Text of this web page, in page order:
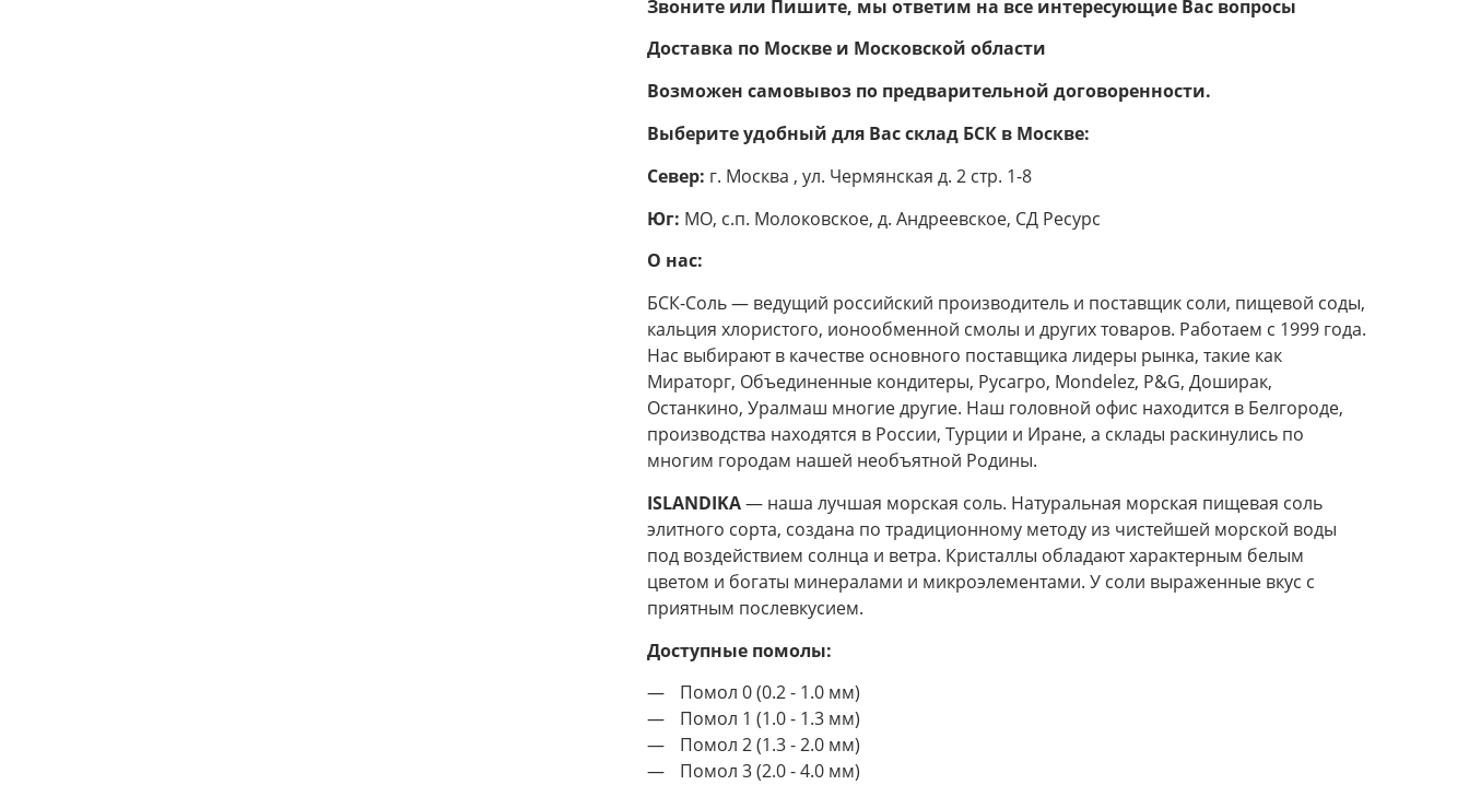
Звоните или Пишите, мы ответим на все интересующие Вас вопросы
Доставка по Москве и Московской области
Возможен самовывоз по предварительной договоренности.
Выберите удобный для Вас склад БСК в Москве:
Север: г. Москва , ул. Чермянская д. 2 стр. 1-8
Юг: МО, с.п. Молоковское, д. Андреевское, СД Ресурс
О нас:
БСК-Соль — ведущий российский производитель и поставщик соли, пищевой соды,
кальция хлористого, ионообменной смолы и других товаров. Работаем с 1999 года.
Нас выбирают в качестве основного поставщика лидеры рынка, такие как
Мираторг, Объединенные кондитеры, Русагро, Mondelez, P&G, Доширак,
Останкино, Уралмаш многие другие. Наш головной офис находится в Белгороде,
производства находятся в России, Турции и Иране, а склады раскинулись по
многим городам нашей необъятной Родины.
ISLANDIKA— наша лучшая морская соль. Натуральная морская пищевая соль
элитного сорта, создана по традиционному методу из чистейшей морской воды
под воздействием солнца и ветра. Кристаллы обладают характерным белым
цветом и богаты минералами и микроэлементами. У соли выраженные вкус с
приятным послевкусием.
Доступные помолы:
Помол 0 (0.2 - 1.0 мм)
Помол 1 (1.0 - 1.3 мм)
Помол 2 (1.3 - 2.0 мм)
Помол 3 (2.0 - 4.0 мм)